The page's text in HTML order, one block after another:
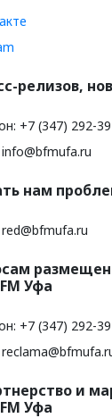
релизов,
+7 (347) 292-
нам
Уфа
+7 (347) 292-
и
Уфа